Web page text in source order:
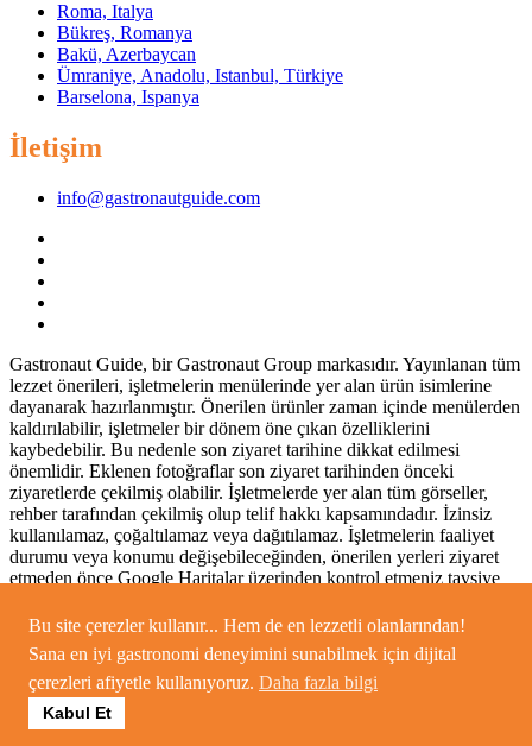
Bu site çerezler kullanır... Hem de en lezzetli olanlarından!
Sana en iyi gastronomi deneyimini sunabilmek için dijital
çerezleri afiyetle kullanıyoruz. Daha fazla bilgi
Kabul Et
Roma, Italya
Bükreş, Romanya
Bakü, Azerbaycan
Ümraniye, Anadolu, Istanbul, Türkiye
Barselona, Ispanya
İletişim
info@gastronautguide.com
Gastronaut Guide, bir Gastronaut Group markasıdır. Yayınlanan tüm
lezzet önerileri, işletmelerin menülerinde yer alan ürün isimlerine
dayanarak hazırlanmıştır. Önerilen ürünler zaman içinde menülerden
kaldırılabilir, işletmeler bir dönem öne çıkan özelliklerini
kaybedebilir. Bu nedenle son ziyaret tarihine dikkat edilmesi
önemlidir. Eklenen fotoğraflar son ziyaret tarihinden önceki
ziyaretlerde çekilmiş olabilir. İşletmelerde yer alan tüm görseller,
rehber tarafından çekilmiş olup telif hakkı kapsamındadır. İzinsiz
kullanılamaz, çoğaltılamaz veya dağıtılamaz. İşletmelerin faaliyet
durumu veya konumu değişebileceğinden, önerilen yerleri ziyaret
etmeden önce Google Haritalar üzerinden kontrol etmeniz tavsiye